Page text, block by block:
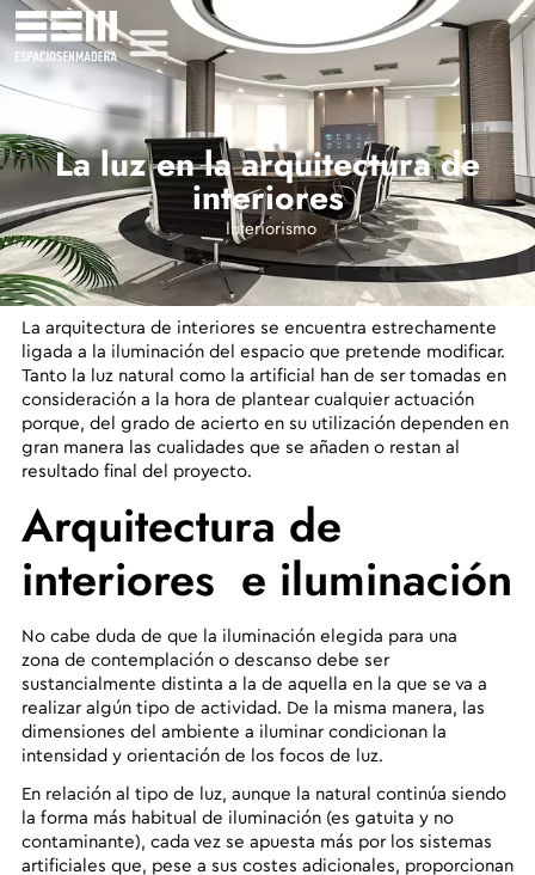
La luz en la arquitectura de
interiores
Interiorismo
La arquitectura de interiores se encuentra estrechamente
ligada a la iluminacióndel espacio que pretende modificar.
Tanto la luz natural como la artificial han de ser tomadas en
consideracióna la hora de plantear cualquier actuación
porque, del grado de acierto en su utilización dependen en
gran manera las cualidades que se añaden o restan al
resultado final del proyecto.
Arquitectura de
interiores e iluminación
No cabe duda de que la iluminación elegida para una
zona de contemplación o descanso debe ser
sustancialmente distinta a la de aquella en la que se va a
realizar algún tipo de actividad. De la misma manera, las
dimensiones del ambiente a iluminarcondicionan la
intensidad y orientación de los focos de luz.
En relación al tipo de luz, aunque la natural continúa siendo
la forma más habitual de iluminación (es gatuita y no
contaminante), cada vez se apuesta más por los sistemas
artificiales que, pese a sus costes adicionales, proporcionan